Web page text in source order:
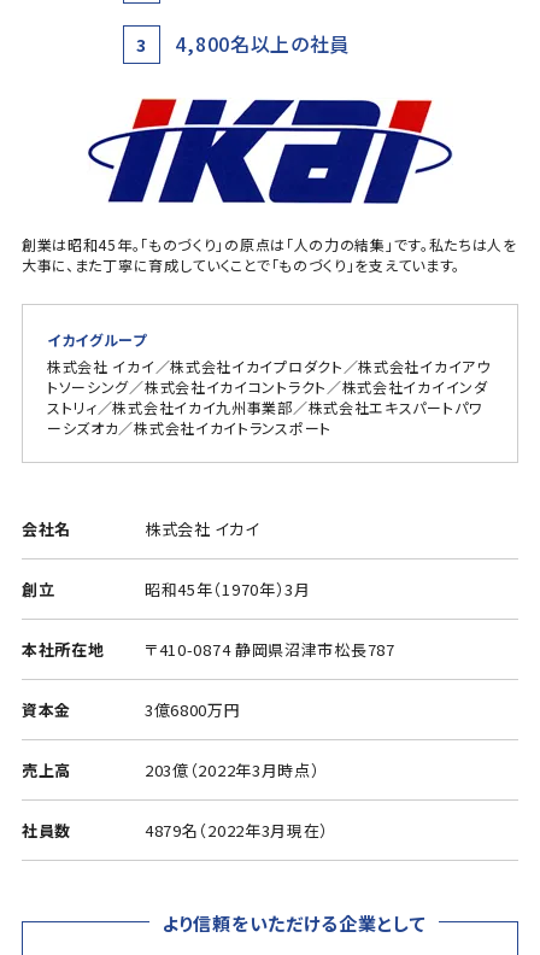
3 4,800名以上の社員
創業は昭和45年。「ものづくり」の原点は「人の力の結集」です。私たちは人を
大事に、また丁寧に育成していくことで「ものづくり」を支えています。
イカイグループ
株式会社 イカイ／株式会社イカイプロダクト／株式会社イカイアウ
トソーシング／株式会社イカイコントラクト／株式会社イカイインダ
ストリィ／株式会社イカイ九州事業部／株式会社エキスパートパワ
ーシズオカ／株式会社イカイトランスポート
会社名 株式会社 イカイ
創立 昭和45年（1970年）3月
本社所在地 〒410-0874 静岡県沼津市松長787
資本金 3億6800万円
売上高 203億（2022年3月時点）
社員数 4879名（2022年3月現在）
より信頼をいただける企業として